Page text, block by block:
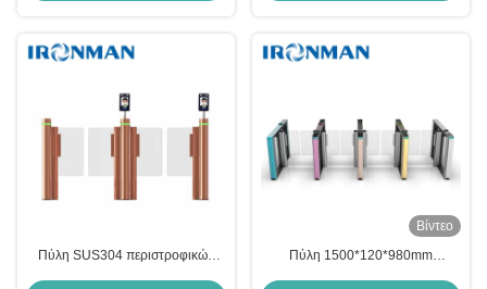
Πύλη SUS304 περιστροφικών
Βίντεο
Πύλη 1500*120*980mm